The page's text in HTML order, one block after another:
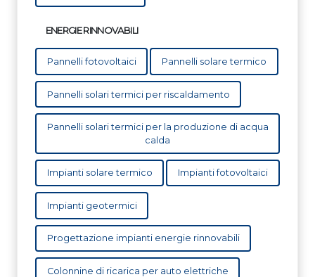
ENERGIE RINNOVABILI
Pannelli fotovoltaici Pannelli solare termico
Pannelli solari termici per riscaldamento
Pannelli solari termici per la produzione di acqua
calda
Impianti solare termico Impianti fotovoltaici
Impianti geotermici
Progettazione impianti energie rinnovabili
Colonnine di ricarica per auto elettriche